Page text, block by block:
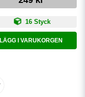
16 Styck
LÄGG I VARUKORGEN